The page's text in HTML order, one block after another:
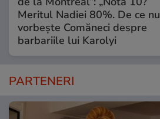
Meritul Nadiei 80%. De ce nu
vorbește Comăneci despre
barbariile lui Karolyi
PARTENERI